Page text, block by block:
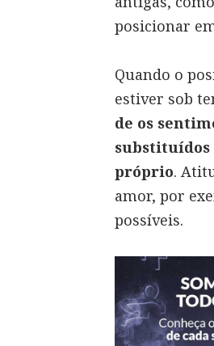
posicionar
Quando o
estiver sob
de os
substituídos
próprio.
amor, por
possíveis.